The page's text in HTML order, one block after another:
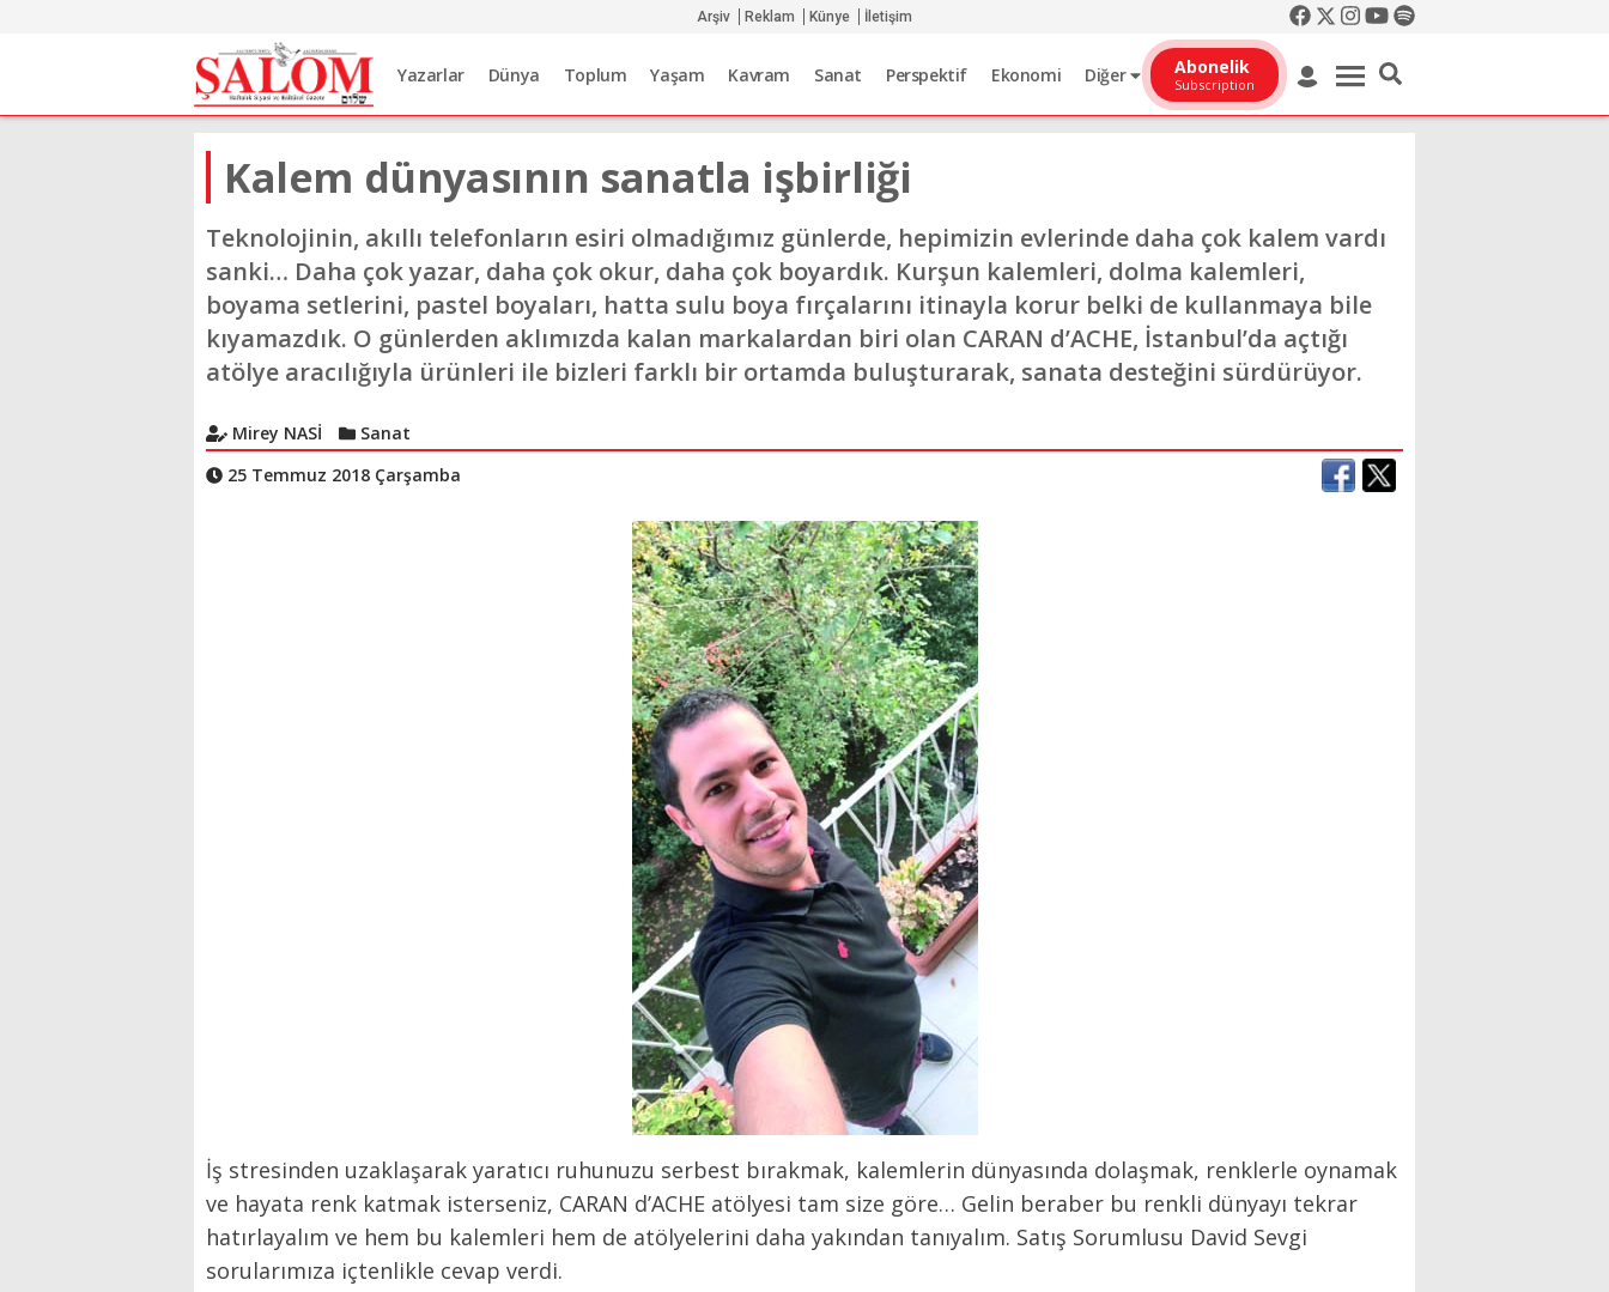
Arşiv Reklam Künye İletişim
Yazarlar Dünya Toplum Yaşam Kavram Sanat Perspektif Ekonomi Diğer Abonelik
Subscription
Kalem dünyasının sanatla işbirliği
Teknolojinin, akıllı telefonların esiri olmadığımız günlerde, hepimizin evlerinde daha çok kalem vardı
sanki… Daha çok yazar, daha çok okur, daha çok boyardık. Kurşun kalemleri, dolma kalemleri,
boyama setlerini, pastel boyaları, hatta sulu boya fırçalarını itinayla korur belki de kullanmaya bile
kıyamazdık. O günlerden aklımızda kalan markalardan biri olan CARAN d’ACHE, İstanbul’da açtığı
atölye aracılığıyla ürünleri ile bizleri farklı bir ortamda buluşturarak, sanata desteğini sürdürüyor.
Mirey NASİ
Sanat
25 Temmuz 2018 Çarşamba
İş stresinden uzaklaşarak yaratıcı ruhunuzu serbest bırakmak, kalemlerin dünyasında dolaşmak, renklerle oynamak
ve hayata renk katmak isterseniz, CARAN d’ACHE atölyesi tam size göre… Gelin beraber bu renkli dünyayı tekrar
hatırlayalım ve hem bu kalemleri hem de atölyelerini daha yakından tanıyalım. Satış Sorumlusu David Sevgi
sorularımıza içtenlikle cevap verdi.